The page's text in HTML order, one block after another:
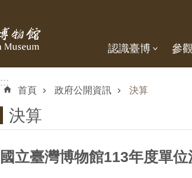
認識臺博 參
:::
首頁 政府公開資訊 決算
決算
國立臺灣博物館113年度單